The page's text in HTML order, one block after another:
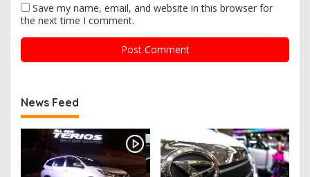
Save my name, email, and website in this browser for
the next time I comment.
News Feed